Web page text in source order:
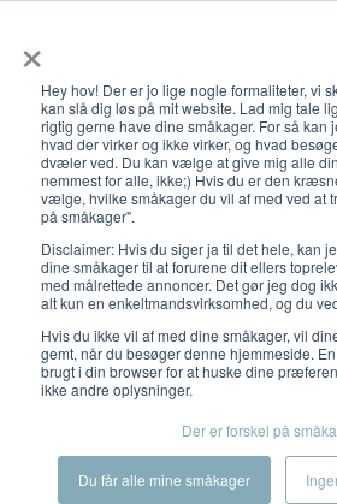
×
Hey hov! Der er jo lige nogle formaliteter, vi
kan slå dig løs på mit website. Lad mig tale
rigtig gerne have dine småkager. For så kan
hvad der virker og ikke virker, og hvad
dvæler ved. Du kan vælge at give mig alle
nemmest for alle, ikke;) Hvis du er den
vælge, hvilke småkager du vil af med ved at
på småkager".
Disclaimer: Hvis du siger ja til det hele, kan
dine småkager til at forurene dit ellers
med målrettede annoncer. Det gør jeg dog
alt kun en enkeltmandsvirksomhed, og du
Hvis du ikke vil af med dine småkager, vil
gemt, når du besøger denne hjemmeside.
brugt i din browser for at huske dine
ikke andre oplysninger.
Der er forskel på
Du får alle mine småkager
Kontakt